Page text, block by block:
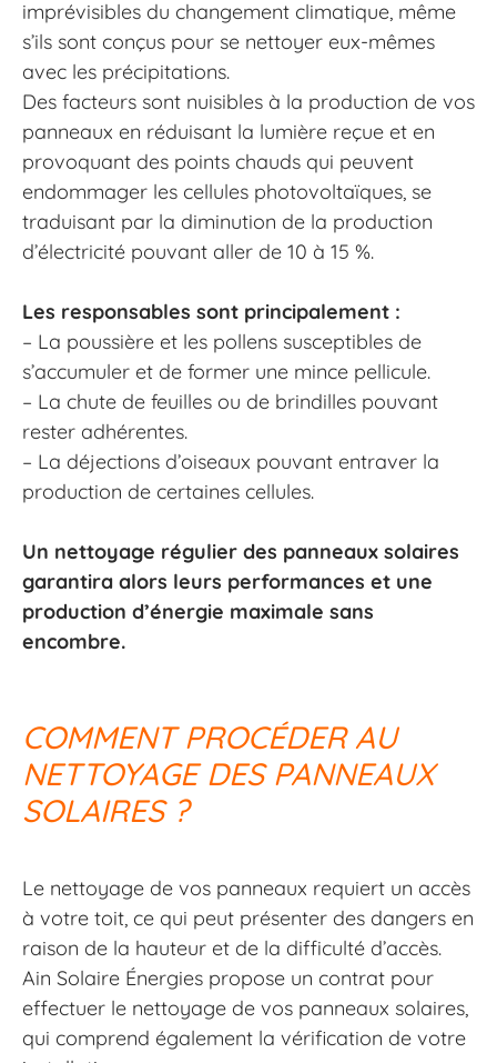
imprévisibles du changement climatique, même
s’ils sont conçus pour se nettoyer eux-mêmes
avec les précipitations.
Des facteurs sont nuisibles à la production de vos
panneaux en réduisant la lumière reçue et en
provoquant des points chauds qui peuvent
endommager les cellules photovoltaïques, se
traduisant par la diminution de la production
d’électricité pouvant aller de 10 à 15 %.
Les responsables sont principalement :
– La poussière et les pollens susceptibles de
s’accumuler et de former une mince pellicule.
– La chute de feuilles ou de brindilles pouvant
rester adhérentes.
– La déjections d’oiseaux pouvant entraver la
production de certaines cellules.
Un nettoyage régulier des panneaux solaires
garantira alors leurs performances et une
production d’énergie maximale sans
encombre.
COMMENT PROCÉDER AU
NETTOYAGE DES PANNEAUX
SOLAIRES ?
Le nettoyage de vos panneaux requiert un accès
à votre toit, ce qui peut présenter des dangers en
raison de la hauteur et de la difficulté d’accès.
Ain Solaire Énergies propose un contrat pour
effectuer le nettoyage de vos panneaux solaires,
qui comprend également la vérification de votre